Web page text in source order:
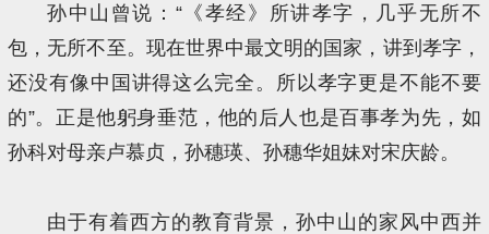
孙中山曾说：“《孝经》所讲孝字，几乎无所不
包，无所不至。现在世界中最文明的国家，讲到孝字，
还没有像中国讲得这么完全。所以孝字更是不能不要
的”。正是他躬身垂范，他的后人也是百事孝为先，如
孙科对母亲卢慕贞，孙穗瑛、孙穗华姐妹对宋庆龄。
由于有着西方的教育背景，孙中山的家风中西并